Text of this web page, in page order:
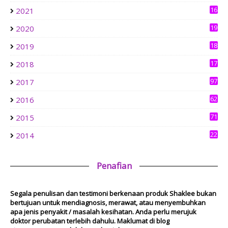
Brunch in Bandar Sri Menjalara
Mesyuarat Badan Kebajikan Sekolah Agama dan Penyampaian
1 week ago
Show All
2021
16
2020
19
2019
18
2018
17
2017 97
2016 62
2015 71
2014 22
Penafian
Segala penulisan dan testimoni berkenaan produk Shaklee bukan
bertujuan untuk mendiagnosis, merawat, atau menyembuhkan
apa jenis penyakit / masalah kesihatan. Anda perlu merujuk
doktor perubatan terlebih dahulu. Maklumat di blog